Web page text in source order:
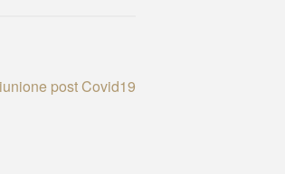
post Covid19